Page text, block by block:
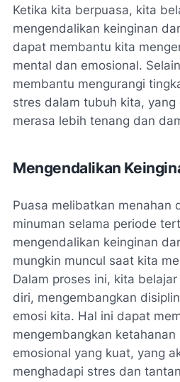
Ketika kita berpuasa, kita
mengendalikan keinginan
dapat membantu kita
mental dan emosional.
membantu mengurangi
stres dalam tubuh kita,
merasa lebih tenang dan
Mengendalikan
Puasa melibatkan menahan
minuman selama periode
mengendalikan keinginan
mungkin muncul saat kita
Dalam proses ini, kita
diri, mengembangkan
emosi kita. Hal ini dapat
mengembangkan ketahanan
emosional yang kuat, yang
menghadapi stres dan